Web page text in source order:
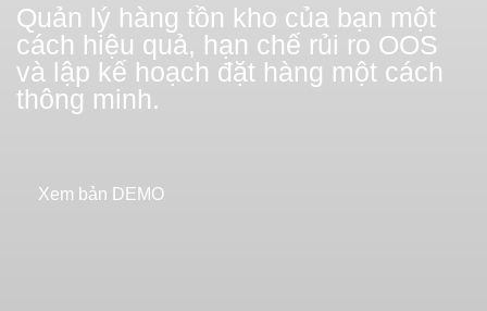
Quản lý hàng tồn kho của bạn một
cách hiệu quả, hạn chế rủi ro OOS
và lập kế hoạch đặt hàng một cách
thông minh.
Xem bản DEMO